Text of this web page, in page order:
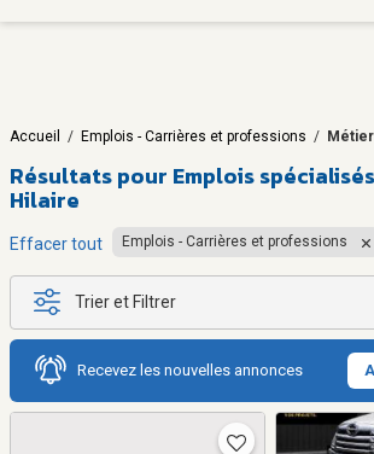
Accueil / Emplois - Carrières et professions /
Résultats pour Emplois
Hilaire
Effacer tout Emplois - Carrières et professions
Trier et Filtrer
Recevez les nouvelles annonces